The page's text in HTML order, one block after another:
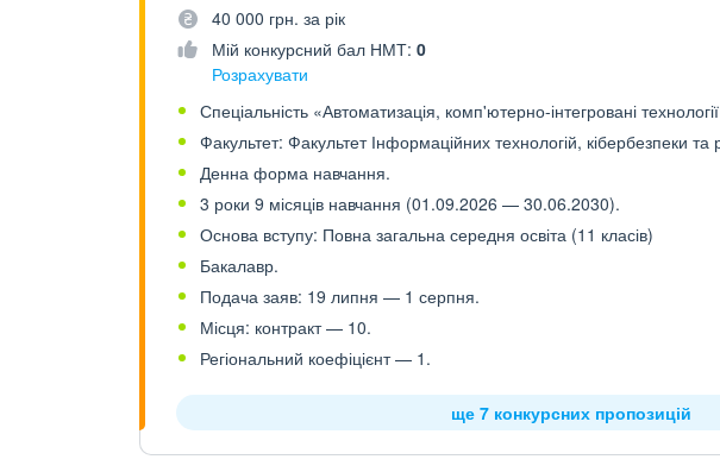
40 000 грн. за рік
Мій конкурсний бал НМТ: 0
Розрахувати
Спеціальність «Автоматизація, комп'ютерно-інтегровані
Факультет: Факультет Інформаційних технологій, кібербезпеки та
Денна форма навчання.
3 роки 9 місяців навчання (01.09.2026 — 30.06.2030).
Основа вступу: Повна загальна середня освіта (11 класів)
Бакалавр.
Подача заяв: 19 липня — 1 серпня.
Місця: контракт — 10.
Регіональний коефіцієнт — 1.
ще 7 конкурсних пропозицій